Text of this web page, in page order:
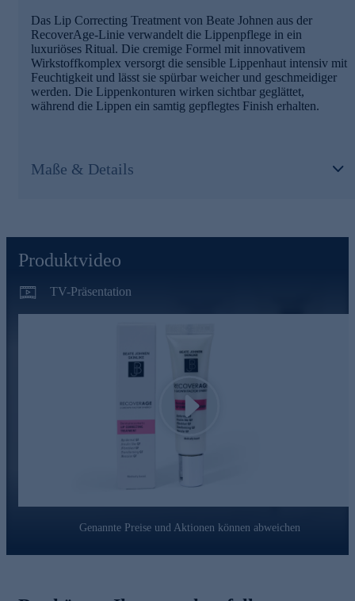
Das Lip Correcting Treatment von Beate Johnen aus der
RecoverAge-Linie verwandelt die Lippenpflege in ein
luxuriöses Ritual. Die cremige Formel mit innovativem
Wirkstoffkomplex versorgt die sensible Lippenhaut intensiv mit
Feuchtigkeit und lässt sie spürbar weicher und geschmeidiger
werden. Die Lippenkonturen wirken sichtbar geglättet,
während die Lippen ein samtig gepflegtes Finish erhalten.
Maße & Details
Produktvideo
TV-Präsentation
Play
Genannte Preise und Aktionen können abweichen